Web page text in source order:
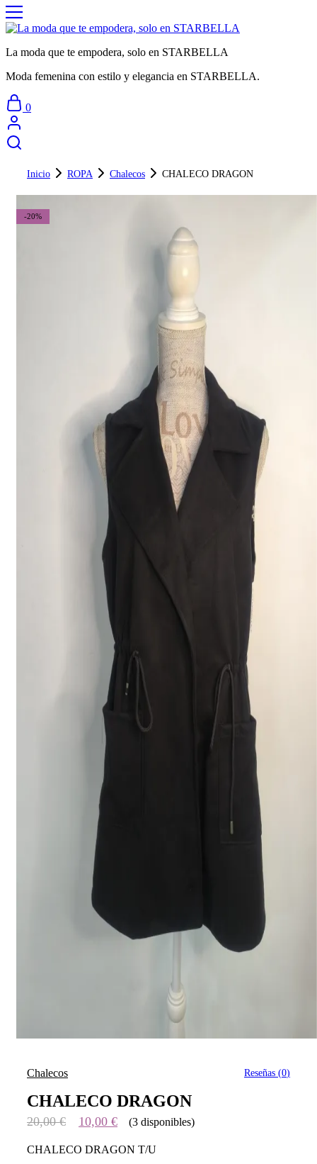
La moda que te empodera, solo en STARBELLA
Moda femenina con estilo y elegancia en STARBELLA.
0
Inicio ROPA Chalecos CHALECO DRAGON
-20%
Chalecos Reseñas (0)
CHALECO DRAGON
20,00€ 10,00 € (3 disponibles)
CHALECO DRAGON T/U